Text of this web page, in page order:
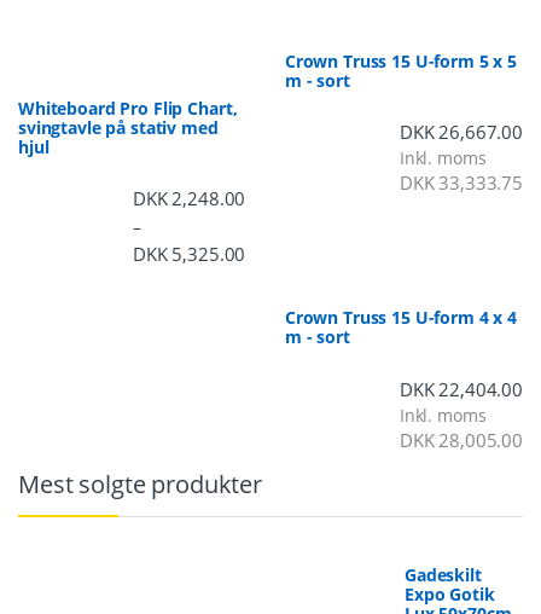
Whiteboard Pro Flip Chart,
svingtavle på stativ med
hjul
DKK2,248.00
–
DKK5,325.00
Crown Truss 15 U-form 5 x 5
m - sort
DKK26,667.00
Inkl. moms
DKK33,333.75
Crown Truss 15 U-form 4 x 4
m - sort
DKK22,404.00
Inkl. moms
DKK28,005.00
Mest solgte produkter
Gadeskilt
Expo Gotik